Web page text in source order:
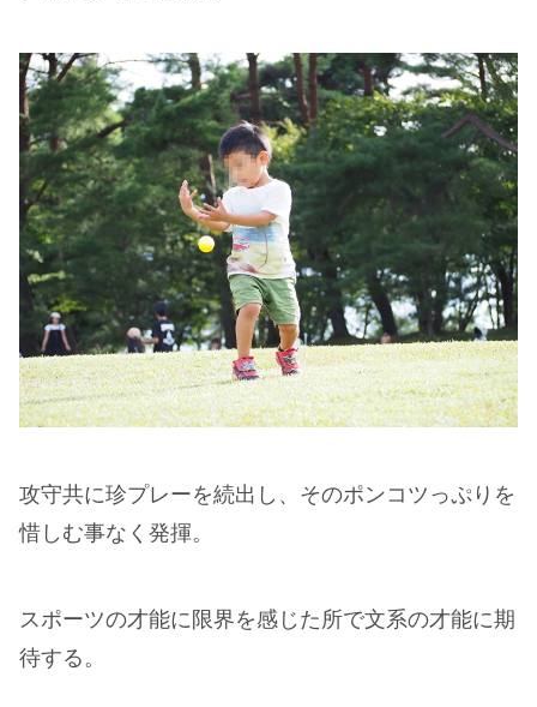
攻守共に珍プレーを続出し、そのポンコツっぷりを
惜しむ事なく発揮。
スポーツの才能に限界を感じた所で文系の才能に期
待する。